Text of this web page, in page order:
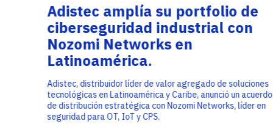
Adistec amplía su portfolio de
ciberseguridad industrial con
Nozomi Networks en
Latinoamérica.
Adistec, distribuidor líder de valor agregado de soluciones
tecnológicas en Latinoamérica y Caribe, anunció un acuerdo
de distribución estratégica con Nozomi Networks, líder en
seguridad para OT, IoT y CPS.